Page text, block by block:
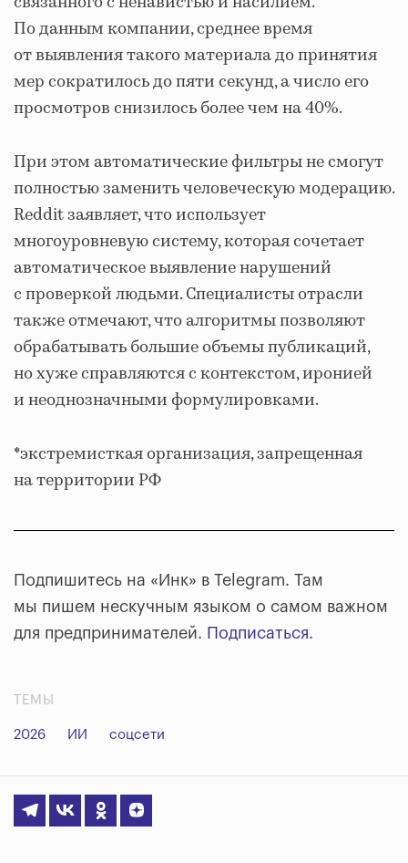
По данным компании, среднее время
от выявления такого материала до принятия
мер сократилось до пяти секунд, а число его
просмотров снизилось более чем на 40%.
При этом автоматические фильтры не смогут
полностью заменить человеческую модерацию.
Reddit заявляет, что использует
многоуровневую систему, которая сочетает
автоматическое выявление нарушений
с проверкой людьми. Специалисты отрасли
также отмечают, что алгоритмы позволяют
обрабатывать большие объемы публикаций,
но хуже справляются с контекстом, иронией
и неоднозначными формулировками.
*экстремисткая организация, запрещенная
на территории РФ
Подпишитесь на «Инк» в Telegram. Там
мы пишем нескучным языком о самом важном
для предпринимателей. Подписаться.
ТЕМЫ
2026 ИИ соцсети